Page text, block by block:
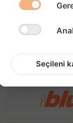
BLUM ANTARO RAY
Seçileni